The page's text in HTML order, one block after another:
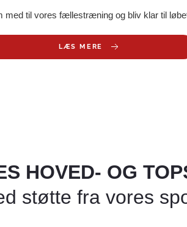
med til vores fællestræning og bliv klar til
LÆS MERE
HOVED- OG
støtte fra vores